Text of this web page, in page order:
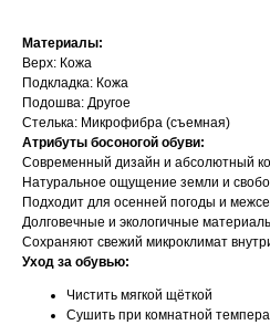
Материалы:
Верх: Кожа
Подкладка: Кожа
Подошва: Другое
Стелька: Микрофибра (съемная)
Атрибуты босоногой обуви:
Современный дизайн и абсолютный
Натуральное ощущение земли и
Подходит для осенней погоды и
Долговечные и экологичные
Сохраняют свежий микроклимат
Уход за обувью:
Чистить мягкой щёткой
Сушить при комнатной